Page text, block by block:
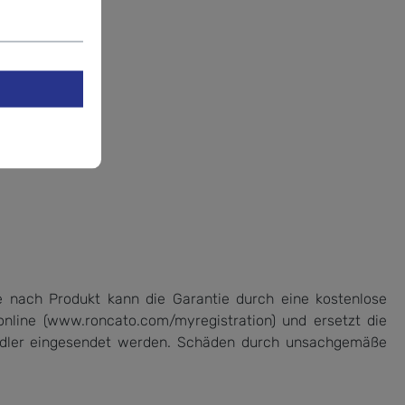
Produkt kann die Garantie durch eine kostenlose
(www.roncato.com/myregistration) und ersetzt die
eingesendet werden. Schäden durch unsachgemäße